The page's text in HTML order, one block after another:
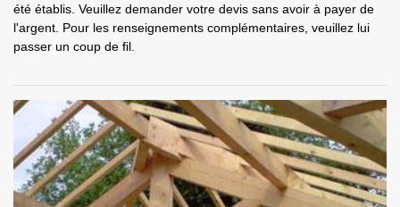
été établis. Veuillez demander votre devis sans avoir à payer de
l'argent. Pour les renseignements complémentaires, veuillez lui
passer un coup de fil.